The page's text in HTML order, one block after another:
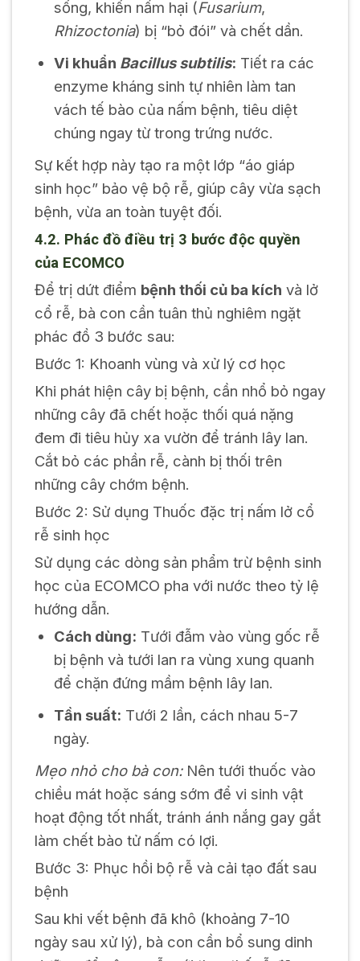
sống, khiến nấm hại (Fusarium,
Rhizoctonia) bị “bỏ đói” và chết dần.
Vi khuẩn Bacillus subtilis: Tiết ra các
enzyme kháng sinh tự nhiên làm tan
vách tế bào của nấm bệnh, tiêu diệt
chúng ngay từ trong trứng nước.
Sự kết hợp này tạo ra một lớp “áo giáp
sinh học” bảo vệ bộ rễ, giúp cây vừa sạch
bệnh, vừa an toàn tuyệt đối.
4.2. Phác đồ điều trị 3 bước độc quyền
của ECOMCO
Để trị dứt điểm bệnh thối củ ba kích và lở
cổ rễ, bà con cần tuân thủ nghiêm ngặt
phác đồ 3 bước sau:
Bước 1: Khoanh vùng và xử lý cơ học
Khi phát hiện cây bị bệnh, cần nhổ bỏ ngay
những cây đã chết hoặc thối quá nặng
đem đi tiêu hủy xa vườn để tránh lây lan.
Cắt bỏ các phần rễ, cành bị thối trên
những cây chớm bệnh.
Bước 2: Sử dụng Thuốc đặc trị nấm lở cổ
rễ sinh học
Sử dụng các dòng sản phẩm trừ bệnh sinh
học của ECOMCO pha với nước theo tỷ lệ
hướng dẫn.
Cách dùng: Tưới đẫm vào vùng gốc rễ
bị bệnh và tưới lan ra vùng xung quanh
để chặn đứng mầm bệnh lây lan.
Tần suất: Tưới 2 lần, cách nhau 5-7
ngày.
Mẹo nhỏ cho bà con:Nên tưới thuốc vào
chiều mát hoặc sáng sớm để vi sinh vật
hoạt động tốt nhất, tránh ánh nắng gay gắt
làm chết bào tử nấm có lợi.
Bước 3: Phục hồi bộ rễ và cải tạo đất sau
bệnh
Sau khi vết bệnh đã khô (khoảng 7-10
ngày sau xử lý), bà con cần bổ sung dinh